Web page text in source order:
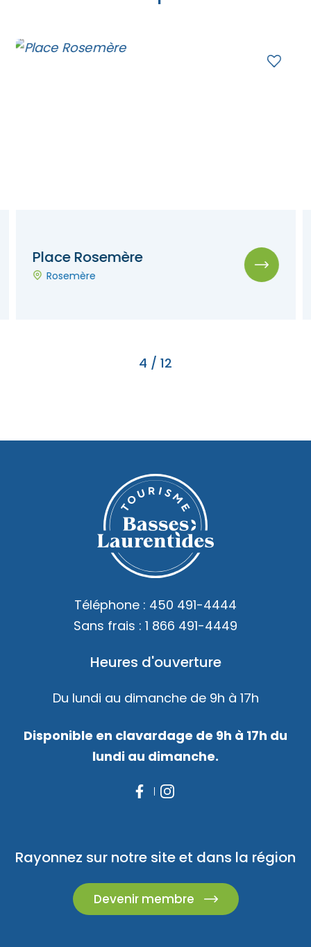
Place Rosemère
Rosemère
4 / 12
Téléphone : 450 491-4444
Sans frais : 1 866 491-4449
Heures d'ouverture
Du lundi au dimanche de 9h à 17h
Disponible en clavardage de 9h à 17h du
lundi au dimanche.
Rayonnez sur notre site et dans la région
Devenir membre